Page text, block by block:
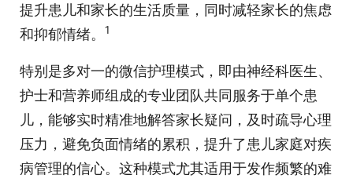
提升患儿和家长的生活质量，同时减轻家长的焦虑
和抑郁情绪。
1
特别是多对一的微信护理模式，即由神经科医生、
护士和营养师组成的专业团队共同服务于单个患
儿，能够实时精准地解答家长疑问，及时疏导心理
压力，避免负面情绪的累积，提升了患儿家庭对疾
病管理的信心。这种模式尤其适用于发作频繁的难